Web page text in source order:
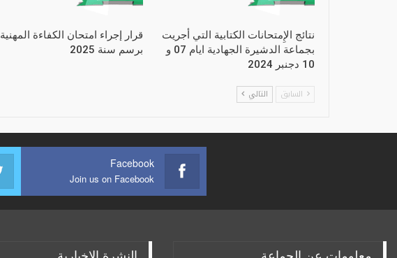
نتائج الإِمتحانات الكتابية التي أجريت
بجماعة الدشيرة الجهادية ايام 07 و
10 دجنبر 2024
قرار إجراء امتحان الكفاءة المهنية
برسم سنة 2025
السابق التالي
Facebook
Join us on Facebook